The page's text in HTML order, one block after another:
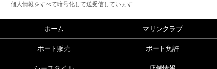
個人情報をすべて暗号化して送受信しています
ホーム マリンクラブ
ボート販売 ボート免許